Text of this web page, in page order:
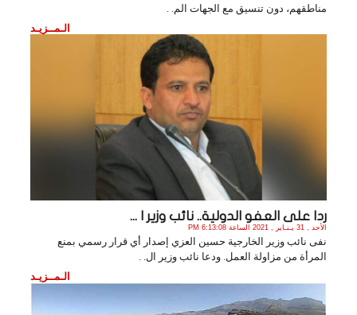
مناطقهم، دون تنسيق مع الجهات الم. .
الـمــزيـد
ردا على العفو الدولية.. نائب وزير ا ...
الأحد , 31 يـنـاير , 2021 الساعة 6:13:08 PM
نفى نائب وزير الخارجية حسين العزي إصدار أي قرار رسمي بمنع
المرأة من مزاولة العمل. ودعا نائب وزير ال. .
الـمــزيـد